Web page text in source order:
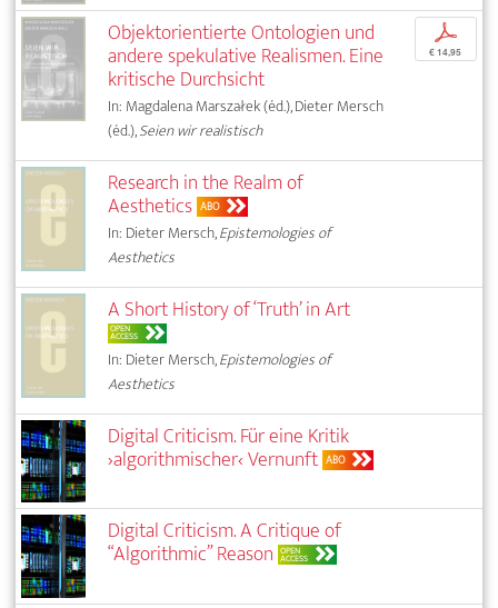
Objektorientierte Ontologien und
andere spekulative Realismen. Eine
kritische Durchsicht
In: Magdalena Marszałek (éd.), Dieter Mersch
(éd.),Seien wir realistisch
p
€ 14,95
Research in the Realm of
Aesthetics ABO
In: Dieter Mersch,Epistemologies of
Aesthetics
A Short History of ‘Truth’ in Art
OPEN
ACCESS
In: Dieter Mersch,Epistemologies of
Aesthetics
Digital Criticism. Für eine Kritik
›algorithmischer‹ Vernunft ABO
Digital Criticism. A Critique of
“Algorithmic” Reason OPEN
ACCESS